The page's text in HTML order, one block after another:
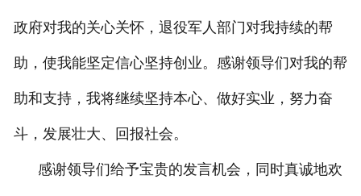
政府对我的关心关怀，退役军人部门对我持续的帮
助，使我能坚定信心坚持创业。感谢领导们对我的帮
助和支持，我将继续坚持本心、做好实业，努力奋
斗，发展壮大、回报社会。
感谢领导们给予宝贵的发言机会，同时真诚地欢